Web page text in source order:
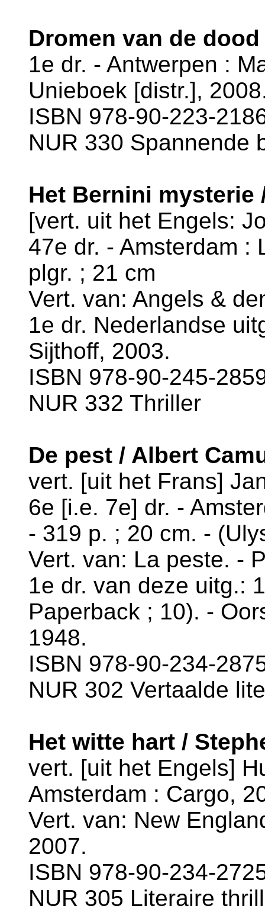
Dromen van de
1e dr. - Antwerpen :
Unieboek [distr.],
ISBN 978-90-223-
NUR 330 Spannende
Het Bernini mysterie
[vert. uit het Engels:
47e dr. - Amsterdam :
plgr. ; 21 cm
Vert. van: Angels &
1e dr. Nederlandse
Sĳthoff, 2003.
ISBN 978-90-245-
NUR 332 Thriller
De pest / Albert
vert. [uit het Frans]
6e [i.e. 7e] dr. -
- 319 p. ; 20 cm. -
Vert. van: La peste. -
1e dr. van deze uitg.:
Paperback ; 10). -
1948.
ISBN 978-90-234-
NUR 302 Vertaalde
Het witte hart /
vert. [uit het Engels]
Amsterdam : Cargo,
Vert. van: New
2007.
ISBN 978-90-234-
NUR 305 Literaire